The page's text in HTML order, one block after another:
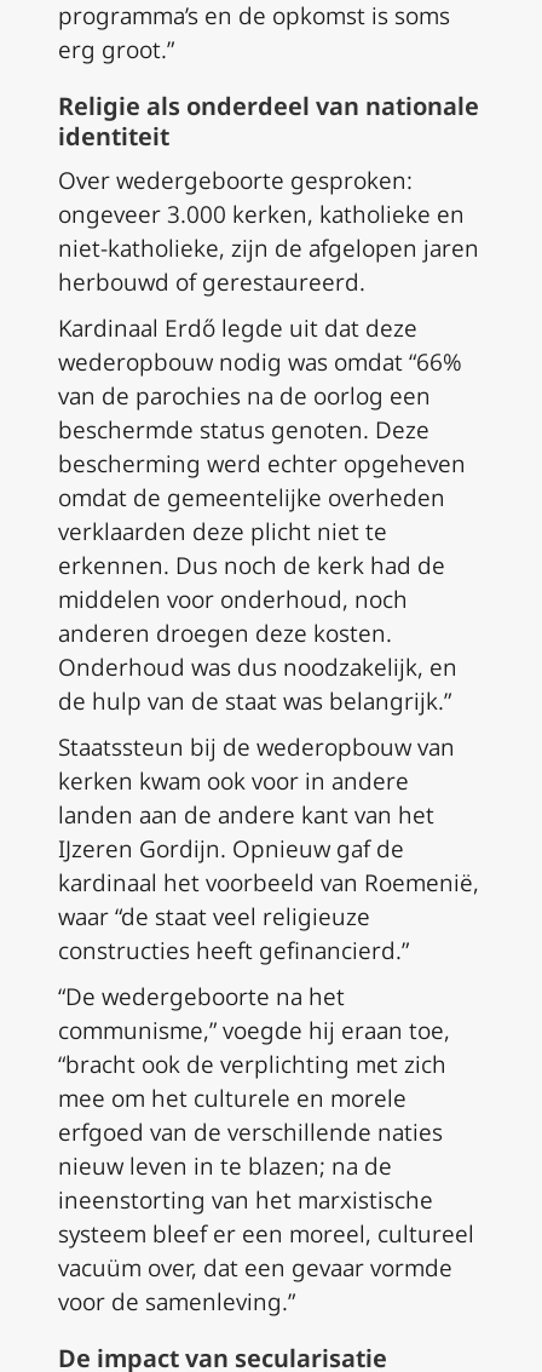
programma’s en de opkomst is soms
erg groot.”
Religie als onderdeel van nationale
identiteit
Over wedergeboorte gesproken:
ongeveer 3.000 kerken, katholieke en
niet-katholieke, zijn de afgelopen jaren
herbouwd of gerestaureerd.
Kardinaal Erdő legde uit dat deze
wederopbouw nodig was omdat “66%
van de parochies na de oorlog een
beschermde status genoten. Deze
bescherming werd echter opgeheven
omdat de gemeentelijke overheden
verklaarden deze plicht niet te
erkennen. Dus noch de kerk had de
middelen voor onderhoud, noch
anderen droegen deze kosten.
Onderhoud was dus noodzakelijk, en
de hulp van de staat was belangrijk.”
Staatssteun bij de wederopbouw van
kerken kwam ook voor in andere
landen aan de andere kant van het
IJzeren Gordijn. Opnieuw gaf de
kardinaal het voorbeeld van Roemenië,
waar “de staat veel religieuze
constructies heeft gefinancierd.”
“De wedergeboorte na het
communisme,” voegde hij eraan toe,
“bracht ook de verplichting met zich
mee om het culturele en morele
erfgoed van de verschillende naties
nieuw leven in te blazen; na de
ineenstorting van het marxistische
systeem bleef er een moreel, cultureel
vacuüm over, dat een gevaar vormde
voor de samenleving.”
De impact van secularisatie